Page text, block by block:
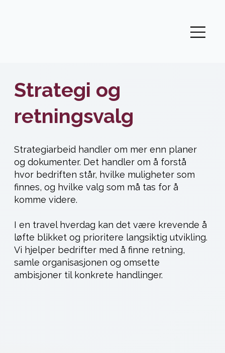
Strategi og
retningsvalg
Strategiarbeid handler om mer enn planer
og dokumenter. Det handler om å forstå
hvor bedriften står, hvilke muligheter som
finnes, og hvilke valg som må tas for å
komme videre.
I en travel hverdag kan det være krevende å
løfte blikket og prioritere langsiktig utvikling.
Vi hjelper bedrifter med å finne retning,
samle organisasjonen og omsette
ambisjoner til konkrete handlinger.